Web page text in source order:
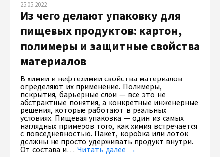
25.05.2022
Из чего делают упаковку для
пищевых продуктов: картон,
полимеры и защитные свойства
материалов
В химии и нефтехимии свойства материалов
определяют их применение. Полимеры,
покрытия, барьерные слои — всё это не
абстрактные понятия, а конкретные инженерные
решения, которые работают в реальных
условиях. Пищевая упаковка — один из самых
наглядных примеров того, как химия встречается
с повседневностью. Пакет, коробка или лоток
должны не просто удерживать продукт внутри.
От состава и… Читать далее →